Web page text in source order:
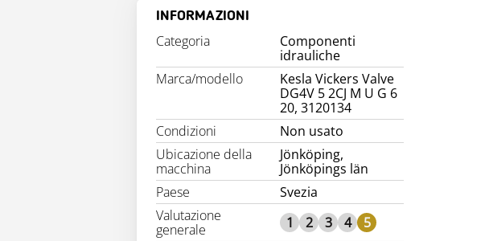
INFORMAZIONI
Categoria
Componenti
idrauliche
Marca/modello
Kesla Vickers Valve
DG4V 5 2CJ M U G 6
20, 3120134
Condizioni
Non usato
Ubicazione della
macchina
Jönköping,
Jönköpings län
Paese
Svezia
Valutazione
generale
1 2 3 4
5